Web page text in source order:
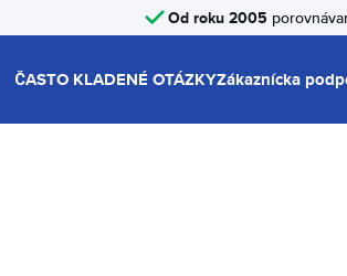
Od roku 2005
ČASTO KLADENÉ OTÁZKYZákaznícka